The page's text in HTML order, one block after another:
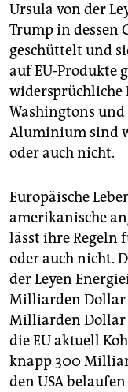
Ursula von der
Trump in dessen
geschüttelt und
auf EU-Produkte
Washingtons
Aluminium sind
oder auch nicht.
Europäische
amerikanische
lässt ihre Regeln
oder auch nicht.
der Leyen
Milliarden Dollar
Milliarden Dollar
die EU aktuell
knapp 300
den USA